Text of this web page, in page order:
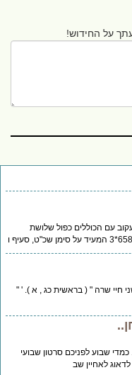
על החידוש!
אברהם יצחק יעקוב עם הכוללים כפול שלושת
שרה " ( בראשית כג , א ). ' "
שבוע לפניכם סרטון שבועי
לאחיין שב